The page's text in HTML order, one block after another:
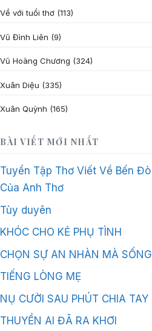
Về với tuổi thơ (113)
Vũ Đình Liên (9)
Vũ Hoàng Chương (324)
Xuân Diệu (335)
Xuân Quỳnh (165)
BÀI VIẾT MỚI NHẤT
Tuyển Tập Thơ Viết Về Bến
Của Anh Thơ
Tùy duyên
KHÓC CHO KẺ PHỤ TÌNH
CHỌN SỰ AN NHÀN MÀ SỐNG
TIẾNG LÒNG MẸ
NỤ CƯỜI SAU PHÚT CHIA TAY
THUYỀN AI ĐÃ RA KHƠI